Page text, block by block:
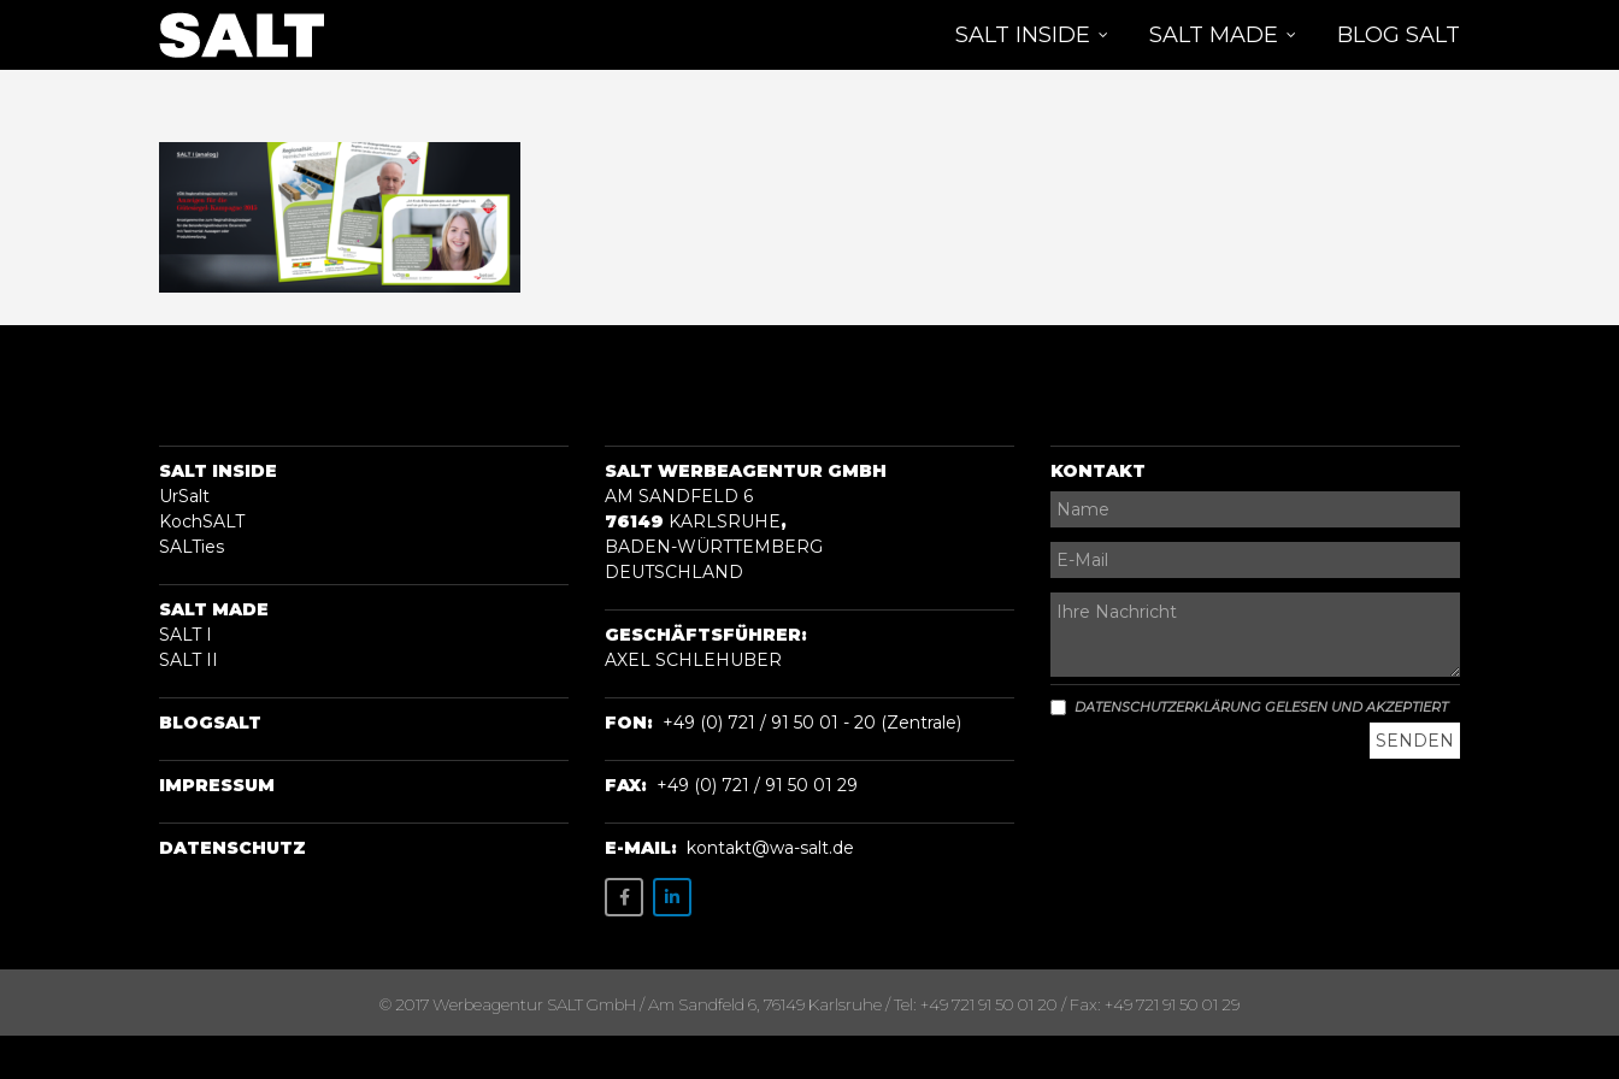
SALT INSIDE SALT MADE BLOG SALT
SALT INSIDE
UrSalt
KochSALT
SALTies
SALT MADE
SALT I
SALT II
BLOGSALT
IMPRESSUM
DATENSCHUTZ
SALT WERBEAGENTUR GMBH
AM SANDFELD 6
76149 KARLSRUHE,
BADEN-WÜRTTEMBERG
DEUTSCHLAND
GESCHÄFTSFÜHRER:
AXEL SCHLEHUBER
FON: +49 (0) 721 / 91 50 01 - 20 (Zentrale)
FAX: +49 (0) 721 / 91 50 01 29
E-MAIL: kontakt@wa-salt.de
KONTAKT
DATENSCHUTZERKLÄRUNG GELESEN UND AKZEPTIERT
© 2017 Werbeagentur SALT GmbH / Am Sandfeld 6, 76149 Karlsruhe / Tel: +49 721 91 50 01 20 / Fax: +49 721 91 50 01 29